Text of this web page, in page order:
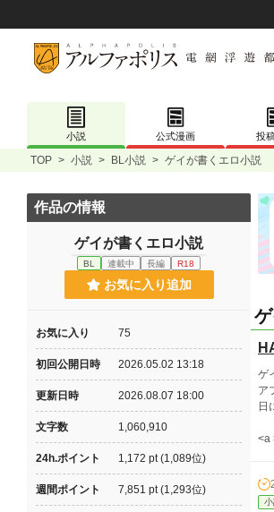
小説 公式漫画 投
TOP > 小説 > BL小説 > ゲイが書くエロ小説
ゲ
ア
日
<a
作品の情報
ゲイが書くエロ小説
BL 連載中 長編 R18
お気に入り追加
お気に入り 75
初回公開日時 2026.05.02 13:18
更新日時 2026.08.07 18:00
文字数 1,060,910
24h.ポイント 1,172 pt (1,089位)
週間ポイント 7,851 pt (1,293位)